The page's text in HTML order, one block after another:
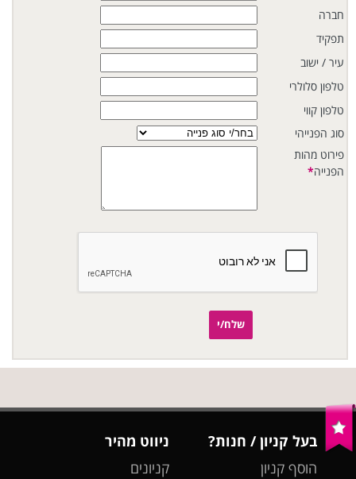
חברה
תפקיד
עיר / ישוב
טלפון סלולרי
טלפון קווי
סוג הפנייהי
פירוט מהות
הפנייה*
שלח/י
בעל קניון / חנות?
הוסף קניון
ניווט מהיר
קניונים